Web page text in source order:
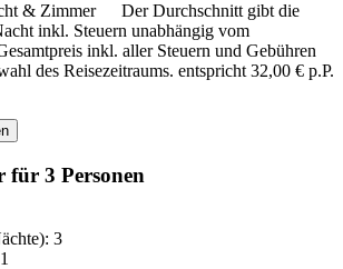
& Zimmer
Der Durchschnitt gibt die
inkl. Steuern unabhängig vom
inkl. aller Steuern und Gebühren
des Reisezeitraums. entspricht 32,00 € p.P.
für 3 Personen
3